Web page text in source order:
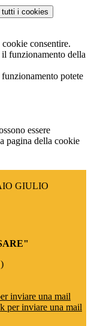
i cookies
consentire.
funzionamento della
potete
essere
pagina della cookie
GIULIO
inviare una mail
per inviare una mail